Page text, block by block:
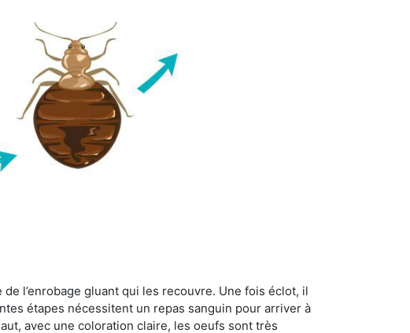
l’enrobage gluant qui les recouvre. Une fois éclot, il
étapes nécessitent un repas sanguin pour arriver à
avec une coloration claire, les oeufs sont très